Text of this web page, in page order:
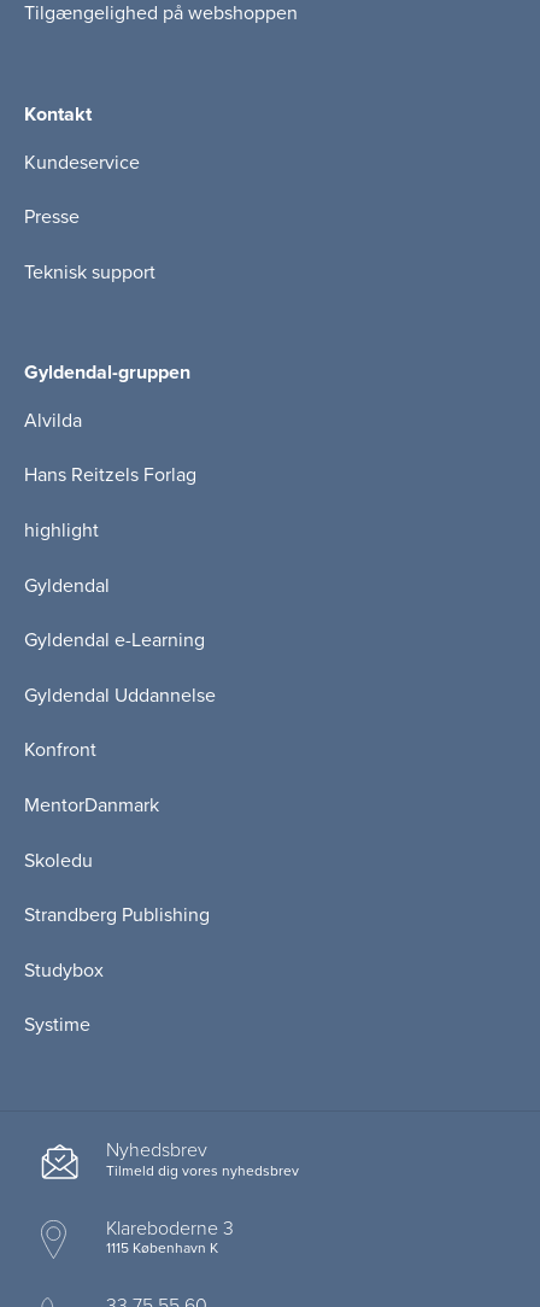
Tilgængelighed på webshoppen
Kontakt
Kundeservice
Presse
Teknisk support
Gyldendal-gruppen
Alvilda
Hans Reitzels Forlag
highlight
Gyldendal
Gyldendal e-Learning
Gyldendal Uddannelse
Konfront
MentorDanmark
Skoledu
Strandberg Publishing
Studybox
Systime
Nyhedsbrev
Tilmeld dig vores nyhedsbrev
Klareboderne 3
1115 København K